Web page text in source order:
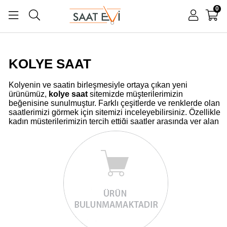
0
KOLYE SAAT
Kolyenin ve saatin birleşmesiyle ortaya çıkan yeni
ürünümüz, kolye saatsitemizde müşterilerimizin
beğenisine sunulmuştur. Farklı çeşitlerde ve renklerde olan
saatlerimizi görmek için sitemizi inceleyebilirsiniz. Özellikle
kadın müşterilerimizin tercih ettiği saatler arasında yer alan
bu ürünlerimizi boynunuza takarak hem kıyafetlerinize
hareket katabilir hem de saatinizi boynunuzda
taşıyabilirsiniz. Saatler zamanı gösteren nesneler olarak
bilinse de günümüzde aksesuar amacıyla da kullanılmaya
başlanmıştır. Sizler de zevkinize uygun saati bulmak için
sitemizde gezinebilirsiniz.
Köstekli saatlerin bir diğer ürünü olan
kolye saat
çeşitlerimiz oldukça fazladır. Üzerinde fotoğraf baskısı olan